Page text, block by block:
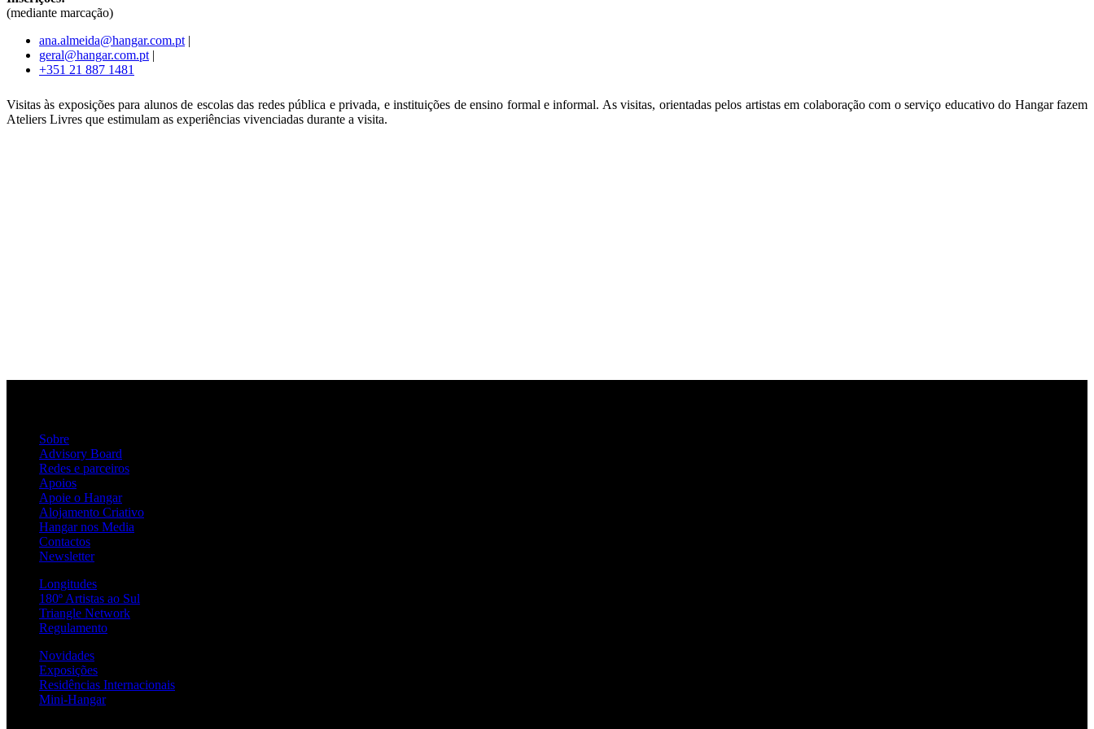
(mediante marcação)
ana.almeida@hangar.com.pt |
geral@hangar.com.pt |
+351 21 887 1481
Visitas às exposições para alunos de escolas das redes pública e privada, e instituições de ensino formal e informal. As visitas, orientadas pelos artistas em colaboração com o serviço educativo do Hangar fazem
Ateliers Livres que estimulam as experiências vivenciadas durante a visita.
Sobre
Advisory Board
Redes e parceiros
Apoios
Apoie o Hangar
Alojamento Criativo
Hangar nos Media
Contactos
Newsletter
Longitudes
180º Artistas ao Sul
Triangle Network
Regulamento
Novidades
Exposições
Residências Internacionais
Mini-Hangar